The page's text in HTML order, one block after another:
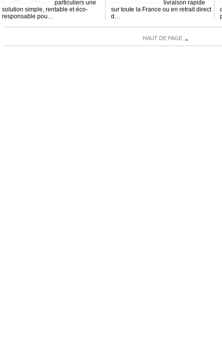
particuliers une
solution simple, rentable et éco-
responsable pou…
livraison rapide
sur toute la France ou en retrait direct
d…
HAUT DE PAGE